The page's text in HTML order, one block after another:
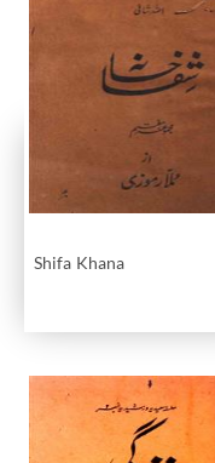
Shifa Khana